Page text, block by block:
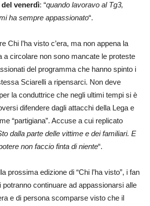
venerdì: “quando lavoravo al Tg3,
ha sempre appassionato“.
Chi l’ha visto c’era, ma non appena la
a circolare non sono mancate le proteste
del programma che hanno spinto i
Sciarelli a ripensarci. Non deve
la conduttrice che negli ultimi tempi si è
difendere dagli attacchi della Lega e
“partigiana”. Accuse a cui replicato
dalla parte delle vittime e dei familiari. E
non faccio finta di niente“.
prossima edizione di “Chi l’ha visto”, i fan
potranno continuare ad appassionarsi alle
e di persona scomparse visto che il